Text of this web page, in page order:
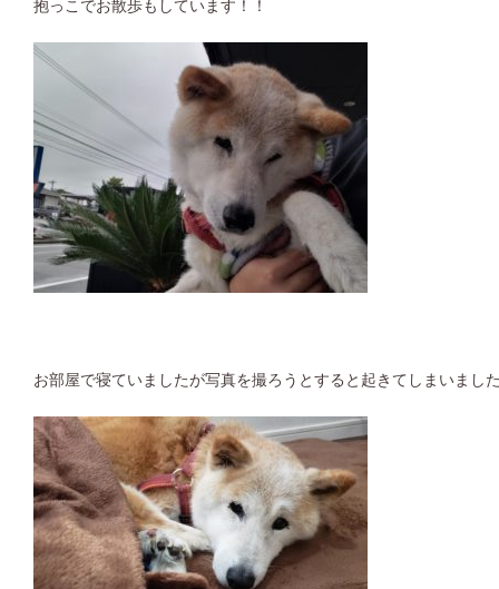
抱っこでお散歩もしています！！
お部屋で寝ていましたが写真を撮ろうとすると起きてしまいまし